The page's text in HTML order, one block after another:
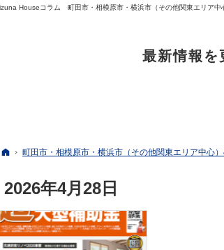
ホーム
町田市・相模原市・横浜市（その他関東エリア中心
2026年4月28日
最新情報